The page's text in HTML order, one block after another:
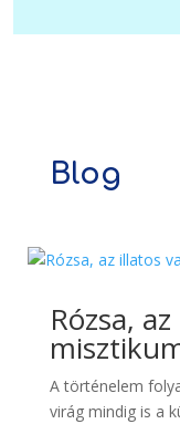
Blog
Rózsa,
A történelem
virág mindig is a